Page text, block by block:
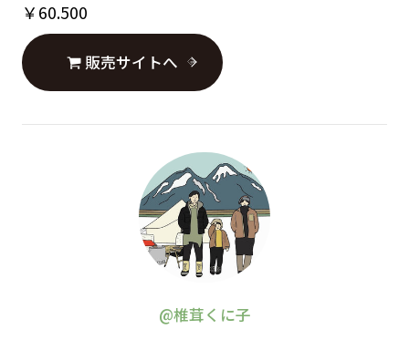
￥60.500
販売サイトへ
@椎茸くに子